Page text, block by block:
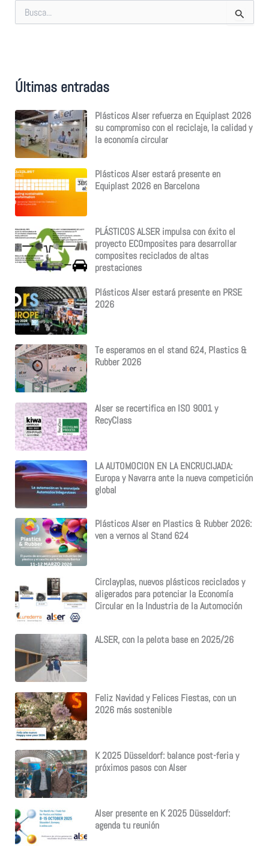
p
o
:
Últimas entradas
Plásticos Alser refuerza en Equiplast 2026
su compromiso con el reciclaje, la calidad y
la economía circular
Plásticos Alser estará presente en
Equiplast 2026 en Barcelona
PLÁSTICOS ALSER impulsa con éxito el
proyecto ECOmposites para desarrollar
composites reciclados de altas
prestaciones
Plásticos Alser estará presente en PRSE
2026
Te esperamos en el stand 624, Plastics &
Rubber 2026
Alser se recertifica en ISO 9001 y
RecyClass
LA AUTOMOCION EN LA ENCRUCIJADA:
Europa y Navarra ante la nueva competición
global
Plásticos Alser en Plastics & Rubber 2026:
ven a vernos al Stand 624
Circlayplas, nuevos plásticos reciclados y
aligerados para potenciar la Economía
Circular en la Industria de la Automoción
ALSER, con la pelota base en 2025/26
Feliz Navidad y Felices Fiestas, con un
2026 más sostenible
K 2025 Düsseldorf: balance post-feria y
próximos pasos con Alser
Alser presente en K 2025 Düsseldorf:
agenda tu reunión